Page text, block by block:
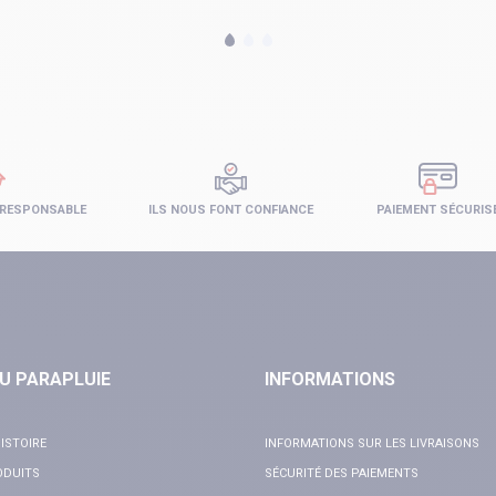
PAIEMENT
ILS NOUS FONT CONFIANCE
PARAPLUIE INFORMATIONS
INFORMATIONS SUR LES LIVRAISONS
SÉCURITÉ DES PAIEMENTS